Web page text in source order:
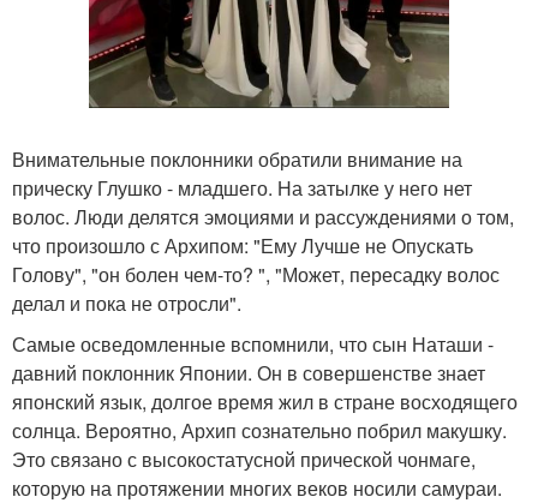
Внимательные поклонники обратили внимание на
прическу Глушко - младшего. На затылке у него нет
волос. Люди делятся эмоциями и рассуждениями о том,
что произошло с Архипом: "Ему Лучше не Опускать
Голову", "он болен чем-то? ", "Может, пересадку волос
делал и пока не отросли".
Самые осведомленные вспомнили, что сын Наташи -
давний поклонник Японии. Он в совершенстве знает
японский язык, долгое время жил в стране восходящего
солнца. Вероятно, Архип сознательно побрил макушку.
Это связано с высокостатусной прической чонмаге,
которую на протяжении многих веков носили самураи.